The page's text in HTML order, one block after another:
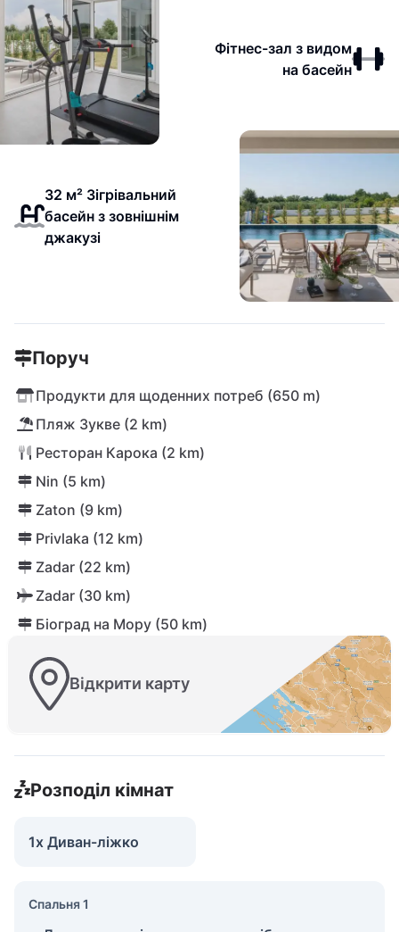
Фітнес-зал з видом
на басейн
32 м² Зігрівальний
басейн з зовнішнім
джакузі
Поруч
Продукти для щоденних потреб (650 m)
Пляж Зукве (2 km)
Ресторан Карока (2 km)
Nin (5 km)
Zaton (9 km)
Privlaka (12 km)
Zadar (22 km)
Zadar (30 km)
Біоград на Мору (50 km)
Відкрити карту
Розподіл кімнат
1x Диван-ліжко
Спальня 1